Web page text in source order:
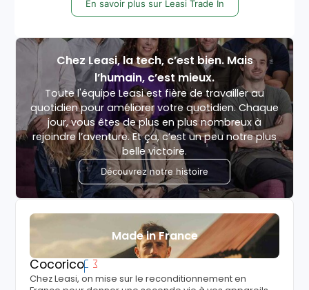
En savoir plus sur Leasi Trade In
Chez Leasi, la tech, c’est bien. Mais
l’humain, c’est mieux.
Toute l'équipe Leasi est fière de travailler au
quotidien pour améliorer votre quotidien. Chaque
jour, vous êtes de plus en plus nombreux à
rejoindre l’aventure. Et ça, c’est un peu notre plus
belle victoire.
Découvrez notre histoire
Made in France
Cocorico
Chez Leasi, on mise sur le reconditionnement en